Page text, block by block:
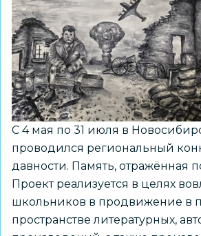
С 4 мая по 31 июля в
проводился региональный
давности. Память, отражённая
Проект реализуется в целях
школьников в продвижение в
пространстве литературных,